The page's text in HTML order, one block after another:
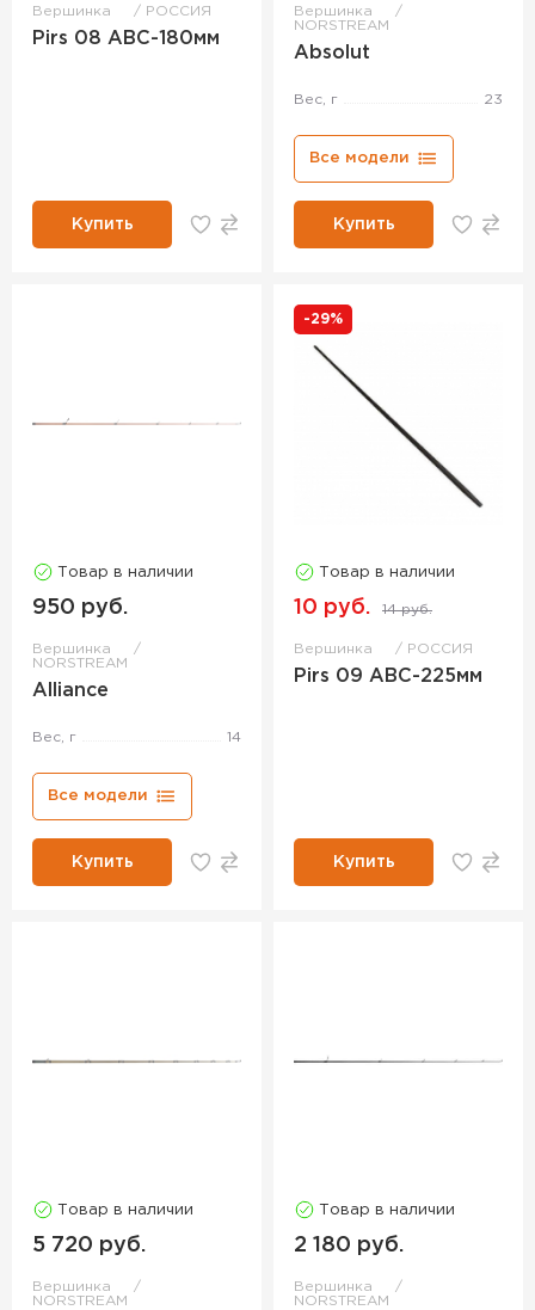
Вершинка РОССИЯ
Pirs 08 ABC-180мм
Купить
Вершинка
NORSTREAM
Absolut
Вес, г 23
Все модели
Купить
Товар в наличии
950 руб.
Вершинка
NORSTREAM
Alliance
Вес, г 14
Все модели
Купить
-29%
Товар в наличии
10 руб. 14 руб.
Вершинка РОССИЯ
Pirs 09 ABC-225мм
Купить
Товар в наличии
5 720 руб.
Вершинка
NORSTREAM
Товар в наличии
2 180 руб.
Вершинка
NORSTREAM